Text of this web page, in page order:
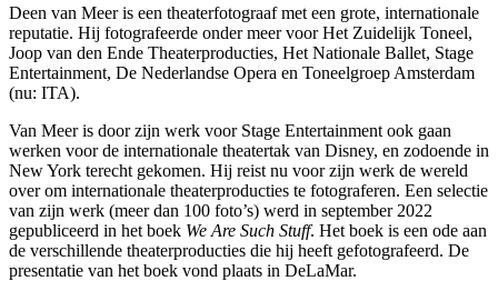
Deen van Meer is een theaterfotograaf met een grote, internationale
reputatie. Hij fotografeerde onder meer voor Het Zuidelijk Toneel,
Joop van den Ende Theaterproducties, Het Nationale Ballet, Stage
Entertainment, De Nederlandse Opera en Toneelgroep Amsterdam
(nu: ITA).
Van Meer is door zijn werk voor Stage Entertainment ook gaan
werken voor de internationale theatertak van Disney, en zodoende in
New York terecht gekomen. Hij reist nu voor zijn werk de wereld
over om internationale theaterproducties te fotograferen. Een selectie
van zijn werk (meer dan 100 foto’s) werd in september 2022
gepubliceerd in het boek We Are Such Stuff. Het boek is een ode aan
de verschillende theaterproducties die hij heeft gefotografeerd. De
presentatie van het boek vond plaats in DeLaMar.